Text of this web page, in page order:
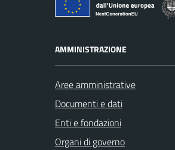
AMMINISTRAZIONE
Aree amministrative
Documenti e dati
Enti e fondazioni
Organi di governo